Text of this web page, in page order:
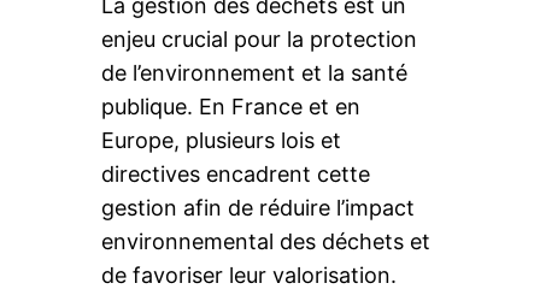
La gestion des déchets est un
enjeu crucial pour la protection
de l’environnement et la santé
publique. En France et en
Europe, plusieurs lois et
directives encadrent cette
gestion afin de réduire l’impact
environnemental des déchets et
de favoriser leur valorisation.